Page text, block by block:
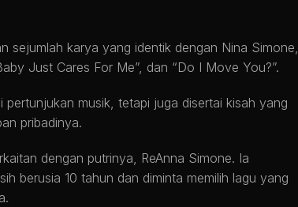
sejumlah karya yang identik dengan Nina Simone,
Just Cares For Me”, dan “Do I Move You?”.
musik, tetapi juga disertai kisah yang
pribadinya.
dengan putrinya, ReAnna Simone. Ia
berusia 10 tahun dan diminta memilih lagu yang